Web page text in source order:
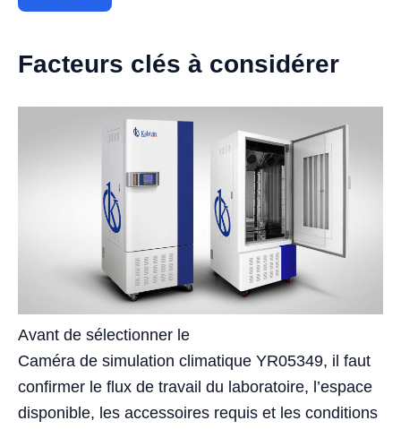
Facteurs clés à considérer
Avant de sélectionner le
Caméra de simulation climatique YR05349, il faut
confirmer le flux de travail du laboratoire, l’espace
disponible, les accessoires requis et les conditions